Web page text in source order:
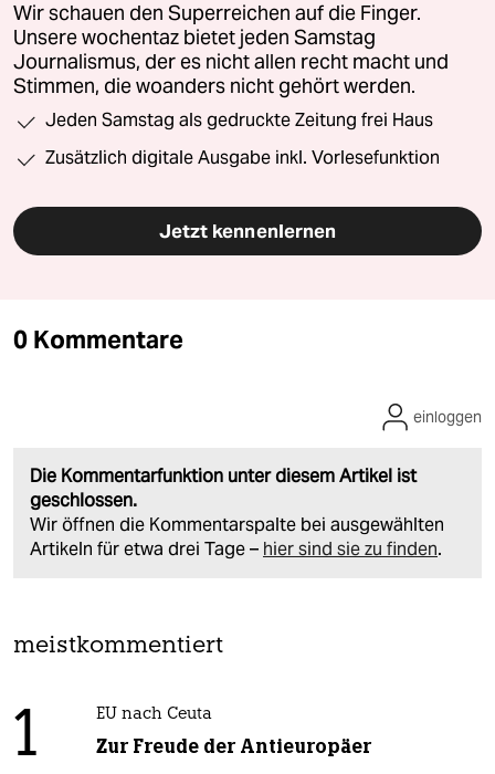
Wir schauen den Superreichen auf die Finger.
Unsere wochentaz bietet jeden Samstag
Journalismus, der es nicht allen recht macht und
Stimmen, die woanders nicht gehört werden.
Jeden Samstag als gedruckte Zeitung frei Haus
Zusätzlich digitale Ausgabe inkl. Vorlesefunktion
Jetzt kennenlernen
0 Kommentare
Die Kommentarfunktion unter diesem Artikel ist
geschlossen.
Wir öffnen die Kommentarspalte bei ausgewählten
Artikeln für etwa drei Tage – hier sind sie zu finden.
einloggen
meistkommentiert
1 EU nach Ceuta
Zur Freude der Antieuropäer